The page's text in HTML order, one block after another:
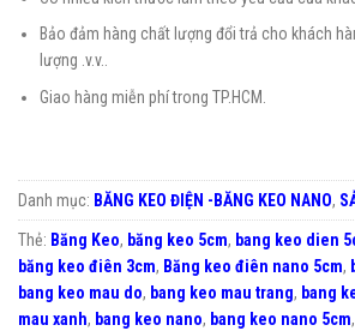
Bảo đảm hàng chất lượng đổi trả cho khách
lượng .v.v..
Giao hàng miễn phí trong TP.HCM.
Danh mục: BĂNG KEO ĐIỆN -BĂNG KEO NANO,
Thẻ: Băng Keo, băng keo 5cm, bang keo dien
băng keo điên 3cm, Băng keo điên nano 5cm,
bang keo mau do, bang keo mau trang, bang
mau xanh, bang keo nano, bang keo nano 5cm,